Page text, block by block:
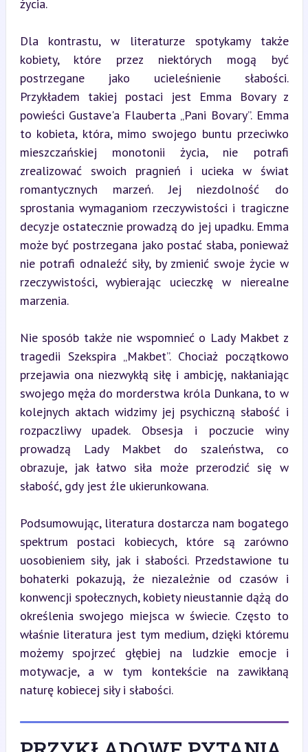
życia.
Dla kontrastu, w literaturze spotykamy także
kobiety, które przez niektórych mogą być
postrzegane jako ucieleśnienie słabości.
Przykładem takiej postaci jest Emma Bovary z
powieści Gustave'a Flauberta „Pani Bovary”. Emma
to kobieta, która, mimo swojego buntu przeciwko
mieszczańskiej monotonii życia, nie potrafi
zrealizować swoich pragnień i ucieka w świat
romantycznych marzeń. Jej niezdolność do
sprostania wymaganiom rzeczywistości i tragiczne
decyzje ostatecznie prowadzą do jej upadku. Emma
może być postrzegana jako postać słaba, ponieważ
nie potrafi odnaleźć siły, by zmienić swoje życie w
rzeczywistości, wybierając ucieczkę w nierealne
marzenia.
Nie sposób także nie wspomnieć o Lady Makbet z
tragedii Szekspira „Makbet”. Chociaż początkowo
przejawia ona niezwykłą siłę i ambicję, nakłaniając
swojego męża do morderstwa króla Dunkana, to w
kolejnych aktach widzimy jej psychiczną słabość i
rozpaczliwy upadek. Obsesja i poczucie winy
prowadzą Lady Makbet do szaleństwa, co
obrazuje, jak łatwo siła może przerodzić się w
słabość, gdy jest źle ukierunkowana.
Podsumowując, literatura dostarcza nam bogatego
spektrum postaci kobiecych, które są zarówno
uosobieniem siły, jak i słabości. Przedstawione tu
bohaterki pokazują, że niezależnie od czasów i
konwencji społecznych, kobiety nieustannie dążą do
określenia swojego miejsca w świecie. Często to
właśnie literatura jest tym medium, dzięki któremu
możemy spojrzeć głębiej na ludzkie emocje i
motywacje, a w tym kontekście na zawikłaną
naturę kobiecej siły i słabości.